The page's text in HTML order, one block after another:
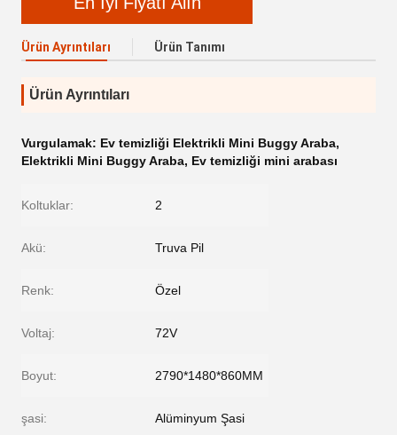
Ürün Ayrıntıları Ürün Tanımı
Ürün Ayrıntıları
Vurgulamak: Ev temizliği Elektrikli Mini Buggy Araba,
Elektrikli Mini Buggy Araba, Ev temizliği mini arabası
Koltuklar: 2
Akü: Truva Pil
Renk: Özel
Voltaj: 72V
Boyut: 2790*1480*860MM
şasi: Alüminyum Şasi